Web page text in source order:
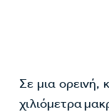
Σε μια
χιλιόμετρα